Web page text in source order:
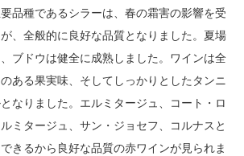
品種であるシラーは、春の霜害の影響を受
、全般的に良好な品質となりました。夏場
ブドウは健全に成熟しました。ワインは全
ある果実味、そしてしっかりとしたタンニ
なりました。エルミタージュ、コート・ロ
ミタージュ、サン・ジョセフ、コルナスと
きるから良好な品質の赤ワインが見られま